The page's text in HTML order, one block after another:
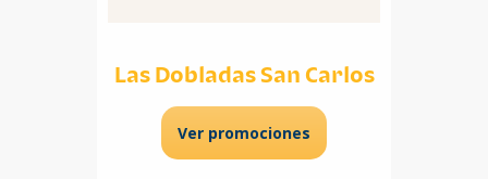
Las Dobladas San Carlos
Ver promociones